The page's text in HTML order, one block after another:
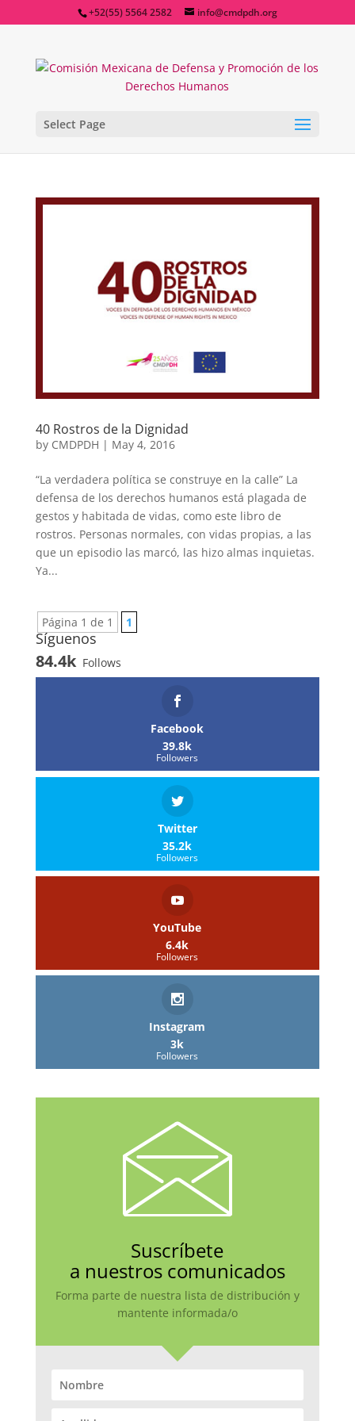
+52(55) 5564 2582 info@cmdpdh.org
Select Page
40 Rostros de la Dignidad
by CMDPDH | May 4, 2016
“La verdadera política se construye en la calle” La
defensa de los derechos humanos está plagada de
gestos y habitada de vidas, como este libro de
rostros. Personas normales, con vidas propias, a las
que un episodio las marcó, las hizo almas inquietas.
Ya...
Página 1 de 1 1
Síguenos
84.4k Follows
Facebook
39.8k
Followers
Twitter
35.2k
Followers
YouTube
6.4k
Followers
Instagram
3k
Followers
Suscríbete
a nuestros comunicados
Forma parte de nuestra lista de distribución y
mantente informada/o